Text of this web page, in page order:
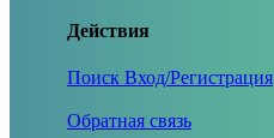
Действия
Поиск Вход/Регистрация
Обратная связь